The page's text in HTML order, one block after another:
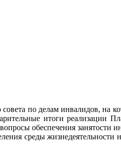
по делам инвалидов, на
итоги реализации
обеспечения занятости
среды жизнедеятельности